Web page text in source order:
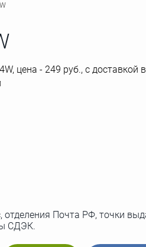
цена - 249 руб., с доставкой в
отделения Почта РФ, точки
СДЭК.